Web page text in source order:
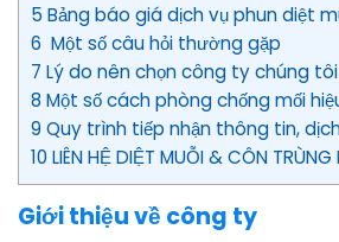
5 Bảng báo giá dịch vụ phun diệt
6 Một số câu hỏi thường gặp
7 Lý do nên chọn công ty chúng tôi
8 Một số cách phòng chống mối
9 Quy trình tiếp nhận thông tin,
10 LIÊN HỆ DIỆT MUỖI & CÔN
Giới thiệu về công ty